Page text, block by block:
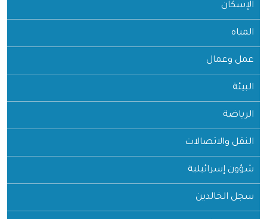
الإسكان
المياه
عمل وعمال
البيئة
الرياضة
النقل والاتصالات
شؤون إسرائيلية
سجل الخالدين